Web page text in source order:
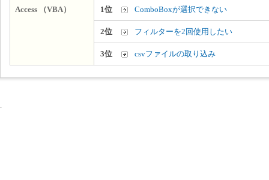
Access （VBA） 1位 ComboBoxが選択できない
2位 フィルターを2回使用したい
3位 csvファイルの取り込み